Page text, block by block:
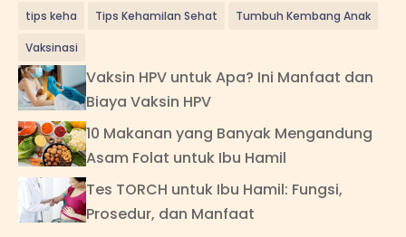
tips keha Tips Kehamilan Sehat Tumbuh Kembang Anak
Vaksinasi
Vaksin HPV untuk Apa? Ini Manfaat dan
Biaya Vaksin HPV
10 Makanan yang Banyak Mengandung
Asam Folat untuk Ibu Hamil
Tes TORCH untuk Ibu Hamil: Fungsi,
Prosedur, dan Manfaat